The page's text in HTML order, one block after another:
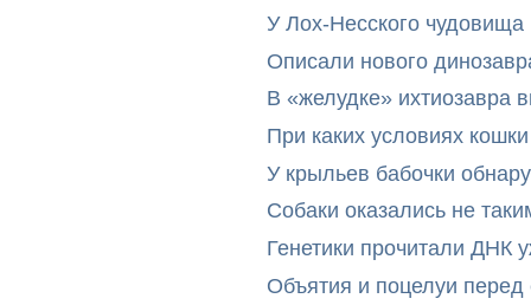
У Лох-Несского
Описали нового
В «желудке» ихтиозавра
При каких условиях
У крыльев бабочки
Собаки оказались не
Генетики прочитали ДНК
Объятия и поцелуи